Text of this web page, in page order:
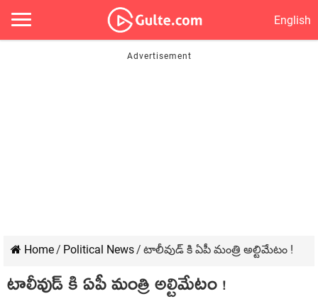
English
Home/ Political News/ టాలీవుడ్ కి ఏపీ మంత్రి అల్టిమేటం !
టాలీవుడ్ కి ఏపీ మంత్రి అల్టిమేటం !